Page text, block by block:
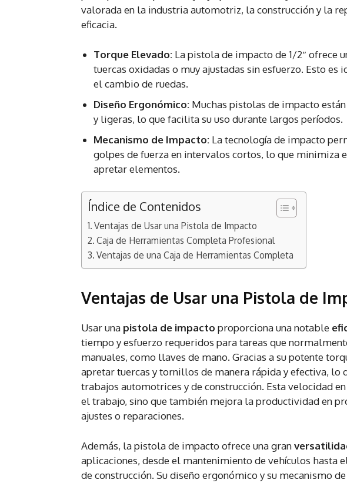
valorada en la industria automotriz, la construcción y la
eficacia.
Torque Elevado: La pistola de impacto de 1/2″ ofrece
tuercas oxidadas o muy ajustadas sin esfuerzo. Esto
el cambio de ruedas.
Diseño Ergonómico: Muchas pistolas de impacto
y ligeras, lo que facilita su uso durante largos períodos.
Mecanismo de Impacto: La tecnología de impacto
golpes de fuerza en intervalos cortos, lo que minimiza
apretar elementos.
Índice de Contenidos
Ventajas de Usar una Pistola de Impacto
Caja de Herramientas Completa Profesional
Ventajas de una Caja de Herramientas Completa
Ventajas de Usar una Pistola de
Usar una pistola de impacto proporciona una notable
tiempo y esfuerzo requeridos para tareas que
manuales, como llaves de mano. Gracias a su potente
apretar tuercas y tornillos de manera rápida y efectiva, lo
trabajos automotrices y de construcción. Esta velocidad
el trabajo, sino que también mejora la productividad en
ajustes o reparaciones.
Además, la pistola de impacto ofrece una gran
aplicaciones, desde el mantenimiento de vehículos hasta
de construcción. Su diseño ergonómico y su mecanismo